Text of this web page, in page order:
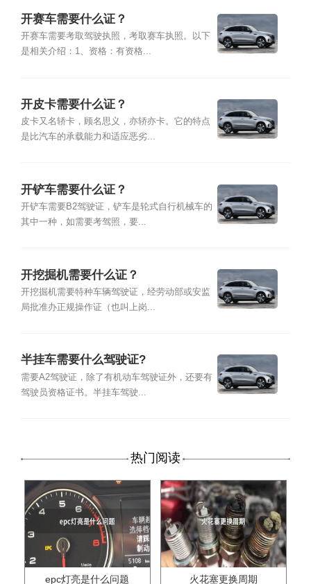
开赛车需要什么证？
开赛车需要考取驾驶执照，考取赛车执照。以下
是相关介绍：1、资格：有资格...
开皮卡需要什么证？
皮卡又名轿卡，顾名思义，亦轿亦卡。它的特点
是比汽车的承载能力和适应恶劣...
开铲车需要什么证？
开铲车需要B2驾驶证，铲车是轮式自行机械车的
其中一种，如需要考驾照，要...
开挖掘机需要什么证？
开挖掘机需要特种车辆驾驶证，经劳动部或安监
局批准办正规操作证（也叫上岗...
半挂车需要什么驾驶证?
需要A2驾驶证，除了有机动车驾驶证外，还要有
驾驶员资格证书。半挂车驾驶...
热门阅读
epc灯亮是什么问题 火花塞更换周期